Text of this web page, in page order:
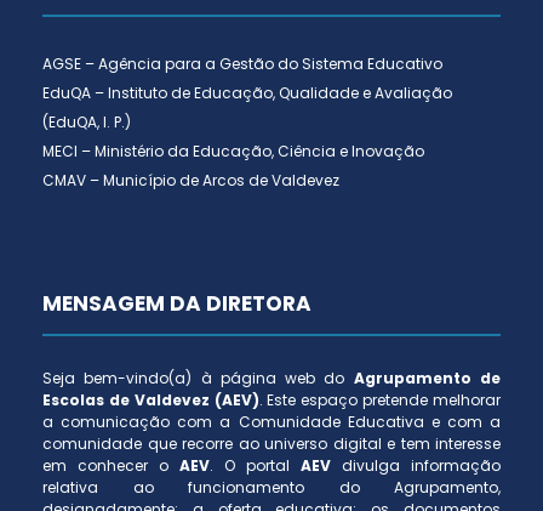
AGSE – Agência para a Gestão do Sistema Educativo
EduQA – Instituto de Educação, Qualidade e Avaliação
(EduQA, I. P.)
MECI – Ministério da Educação, Ciência e Inovação
CMAV – Município de Arcos de Valdevez
MENSAGEM DA DIRETORA
Seja bem-vindo(a) à página web do Agrupamento de
Escolas de Valdevez (AEV). Este espaço pretende melhorar
a comunicação com a Comunidade Educativa e com a
comunidade que recorre ao universo digital e tem interesse
em conhecer o AEV. O portal AEV divulga informação
relativa ao funcionamento do Agrupamento,